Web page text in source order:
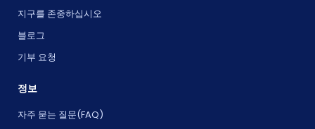
지구를 존중하십시오
블로그
기부 요청
정보
자주 묻는 질문(FAQ)